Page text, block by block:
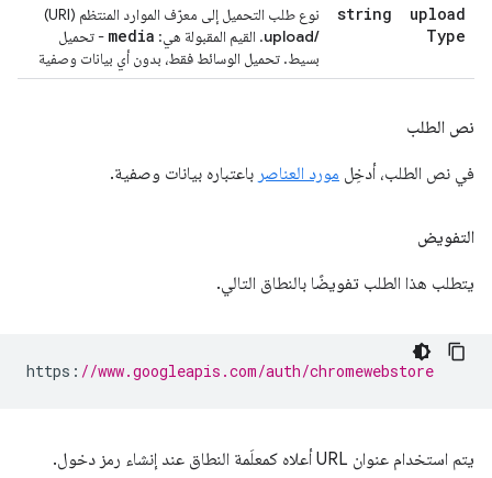
upload
Type
string
نوع طلب التحميل إلى معرّف الموارد المنتظم (URI)
/upload
. القيم المقبولة هي: media - تحميل
بسيط. تحميل الوسائط فقط، بدون أي بيانات وصفية
نص الطلب
في نص الطلب، أدخِل مورد العناصر باعتباره بيانات وصفية.
التفويض
يتطلب هذا الطلب تفويضًا بالنطاق التالي.
https : //www.googleapis.com/auth/chromewebstore
يتم استخدام عنوان URL أعلاه كمعلَمة النطاق عند إنشاء رمز دخول.